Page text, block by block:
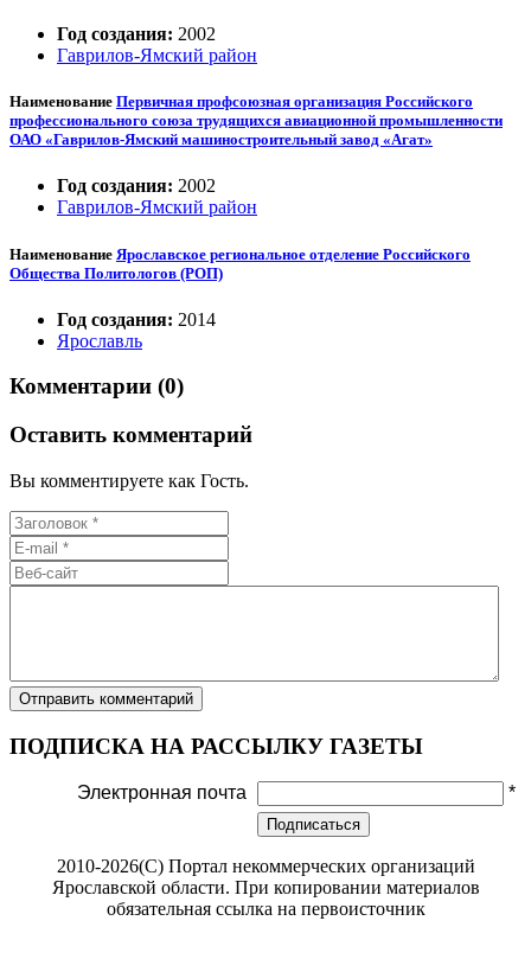
Год создания: 2002
Гаврилов-Ямский район
Наименование Первичная профсоюзная организация Российского
профессионального союза трудящихся авиационной промышленности
ОАО «Гаврилов-Ямский машиностроительный завод «Агат»
Год создания: 2002
Гаврилов-Ямский район
Наименование Ярославское региональное отделение Российского
Общества Политологов (РОП)
Год создания: 2014
Ярославль
Комментарии (0)
Оставить комментарий
Вы комментируете как Гость.
ПОДПИСКА НА РАССЫЛКУ ГАЗЕТЫ
Электронная почта *
Подписаться
2010-2026(С) Портал некоммерческих организаций
Ярославской области. При копировании материалов
обязательная ссылка на первоисточник